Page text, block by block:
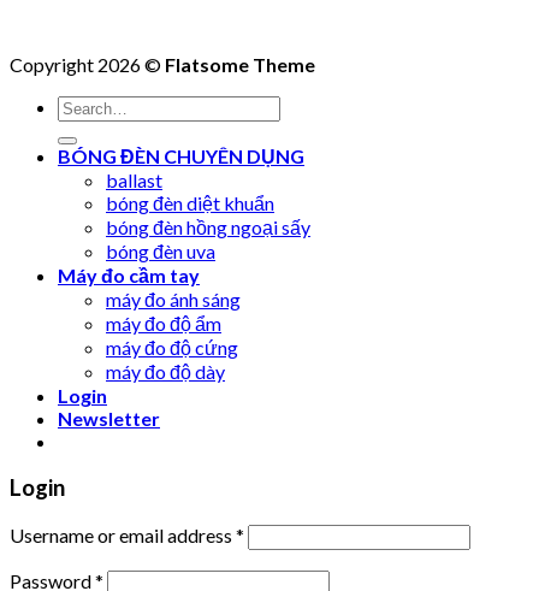
Copyright 2026 © Flatsome Theme
Search
for:
BÓNG ĐÈN CHUYÊN DỤNG
ballast
bóng đèn diệt khuẩn
bóng đèn hồng ngoại sấy
bóng đèn uva
Máy đo cầm tay
máy đo ánh sáng
máy đo độ ẩm
máy đo độ cứng
máy đo độ dày
Login
Newsletter
Login
Username or email address *
Password*